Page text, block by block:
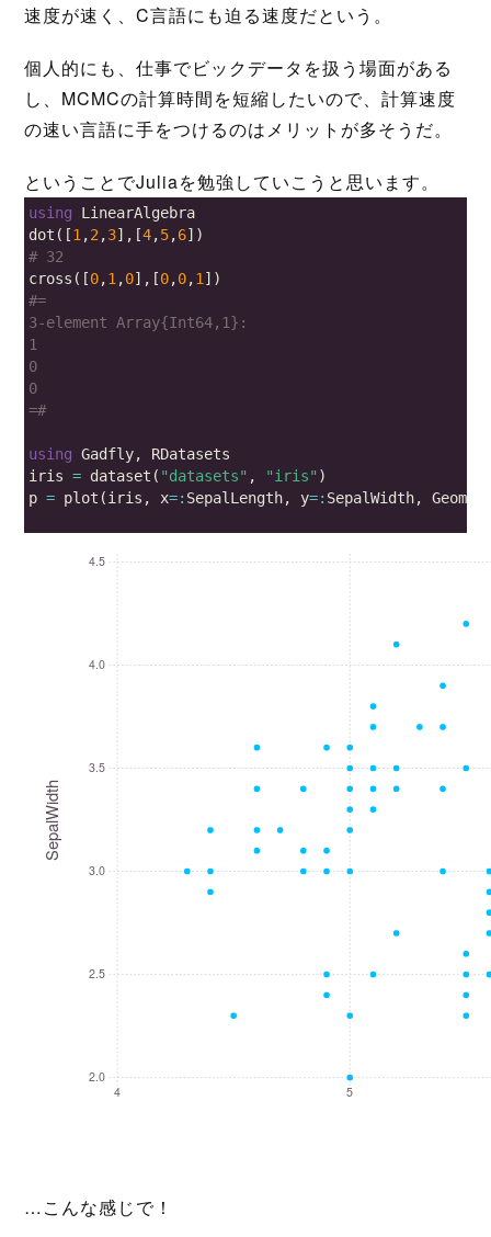
速度が速く、C言語にも迫る速度だという。
個人的にも、仕事でビックデータを扱う場面がある
し、MCMCの計算時間を短縮したいので、計算速度
の速い言語に手をつけるのはメリットが多そうだ。
ということでJuliaを勉強していこうと思います。
using
LinearAlgebra
dot ([1 ,2 ,3],[4,5,6])
# 32
cross ([0,1 ,0],[0,0,1 ])
#=
0
0
=#
using Gadfly,
RDatasets
iris = dataset ( "datasets" , "iris" )
p = plot (iris , x=: SepalLength, y=: SepalWidth, Geom.
4 5
2.0
2.5
3.0
3.5
4.0
4.5
SepalWidth
…こんな感じで！